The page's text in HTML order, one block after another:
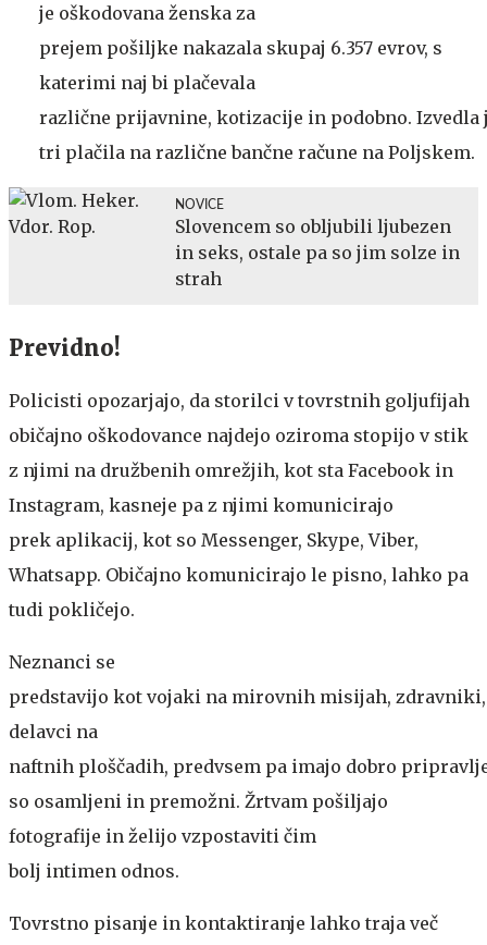
je oškodovana ženska za
prejem pošiljke nakazala skupaj 6.357 evrov, s
katerimi naj bi plačevala
različne prijavnine, kotizacije in podobno. Izvedla
tri plačila na različne bančne račune na Poljskem.
NOVICE
Slovencem so obljubili ljubezen
in seks, ostale pa so jim solze in
strah
Previdno!
Policisti opozarjajo, da storilci v tovrstnih goljufijah
običajno oškodovance najdejo oziroma stopijo v stik
z njimi na družbenih omrežjih, kot sta Facebook in
Instagram, kasneje pa z njimi komunicirajo
prek aplikacij, kot so Messenger, Skype, Viber,
Whatsapp. Običajno komunicirajo le pisno, lahko pa
tudi pokličejo.
Neznanci se
predstavijo kot vojaki na mirovnih misijah, zdravniki,
delavci na
naftnih ploščadih, predvsem pa imajo dobro
so osamljeni in premožni. Žrtvam pošiljajo
fotografije in želijo vzpostaviti čim
bolj intimen odnos.
Tovrstno pisanje in kontaktiranje lahko traja več